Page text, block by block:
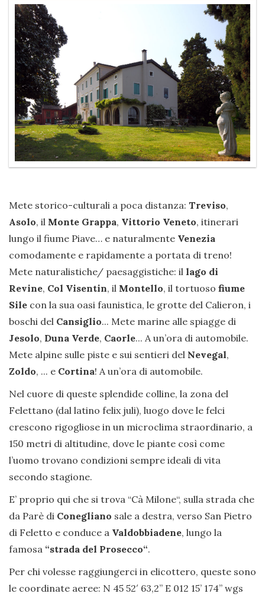
Mete storico-culturali a poca distanza: Treviso,
Asolo, il Monte Grappa, Vittorio Veneto, itinerari
lungo il fiume Piave… e naturalmente Venezia
comodamente e rapidamente a portata di treno!
Mete naturalistiche/ paesaggistiche: il lago di
Revine, Col Visentin, il Montello, il tortuoso fiume
Sile con la sua oasi faunistica, le grotte del Calieron, i
boschi del Cansiglio... Mete marine alle spiagge di
Jesolo, Duna Verde, Caorle... A un’ora di automobile.
Mete alpine sulle piste e sui sentieri del Nevegal,
Zoldo, ... e Cortina! A un’ora di automobile.
Nel cuore di queste splendide colline, la zona del
Felettano (dal latino felix juli), luogo dove le felci
crescono rigogliose in un microclima straordinario, a
150 metri di altitudine, dove le piante così come
l’uomo trovano condizioni sempre ideali di vita
secondo stagione.
E’ proprio qui che si trova “Cà Milone“, sulla strada che
da Parè di Conegliano sale a destra, verso San Pietro
di Feletto e conduce a Valdobbiadene, lungo la
famosa “strada del Prosecco“.
Per chi volesse raggiungerci in elicottero, queste sono
le coordinate aeree: N 45 52′ 63,2” E 012 15’ 174’’ wgs